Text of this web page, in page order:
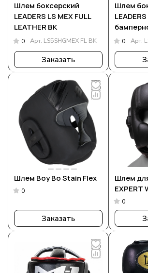
Шлем боксерский
LEADERS LS MEX FULL
LEATHER BK
0 Арт. LS5SHGMEX FL BK
Заказать
Шлем
0 Арт.
Шлем Boy Bo Stain Flex
0
Заказать
Шлем
EXPERT
0